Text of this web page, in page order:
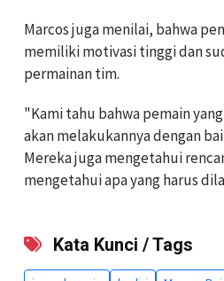
Marcos juga menilai, bahwa
memiliki motivasi tinggi dan
permainan tim.
"Kami tahu bahwa pemain
akan melakukannya dengan
Mereka juga mengetahui
mengetahui apa yang harus
Kata Kunci / Tags